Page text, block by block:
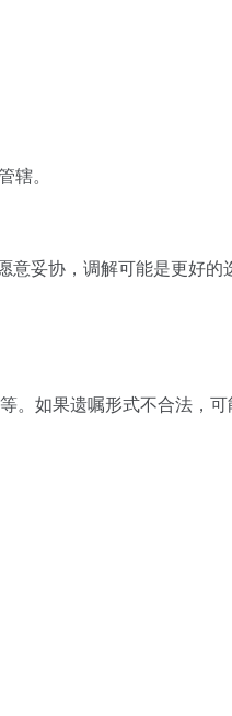
。
妥协，调解可能是更好的
如果遗嘱形式不合法，可